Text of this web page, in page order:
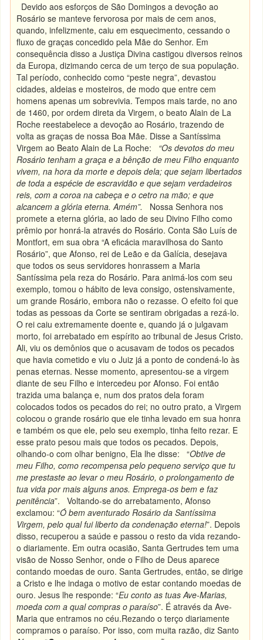
Devido aos esforços de São Domingos a devoção ao
Rosário se manteve fervorosa por mais de cem anos,
quando, infelizmente, caiu em esquecimento, cessando o
fluxo de graças concedido pela Mãe do Senhor. Em
consequência disso a Justiça Divina castigou diversos reinos
da Europa, dizimando cerca de um terço de sua população.
Tal período, conhecido como “peste negra”, devastou
cidades, aldeias e mosteiros, de modo que entre cem
homens apenas um sobrevivia. Tempos mais tarde, no ano
de 1460, por ordem direta da Virgem, o beato Alain de La
Roche reestabelece a devoção ao Rosário, trazendo de
volta as graças de nossa Boa Mãe. Disse a Santíssima
Virgem ao Beato Alain de La Roche: “Os devotos do meu
Rosário tenham a graça e a bênção de meu Filho enquanto
vivem, na hora da morte e depois dela; que sejam libertados
de toda a espécie de escravidão e que sejam verdadeiros
reis, com a coroa na cabeça e o cetro na mão; e que
alcancem a glória eterna. Amém”.
Nossa Senhora nos
promete a eterna glória, ao lado de seu Divino Filho como
prêmio por honrá-la através do Rosário. Conta São Luís de
Montfort, em sua obra “A eficácia maravilhosa do Santo
Rosário”, que Afonso, rei de Leão e da Galícia, desejava
que todos os seus servidores honrassem a Maria
Santíssima pela reza do Rosário. Para animá-los com seu
exemplo, tomou o hábito de leva consigo, ostensivamente,
um grande Rosário, embora não o rezasse. O efeito foi que
todas as pessoas da Corte se sentiram obrigadas a rezá-lo.
O rei caiu extremamente doente e, quando já o julgavam
morto, foi arrebatado em espírito ao tribunal de Jesus Cristo.
Ali, viu os demônios que o acusavam de todos os pecados
que havia cometido e viu o Juiz já a ponto de condená-lo às
penas eternas. Nesse momento, apresentou-se a virgem
diante de seu Filho e intercedeu por Afonso. Foi então
trazida uma balança e, num dos pratos dela foram
colocados todos os pecados do rei; no outro prato, a Virgem
colocou o grande rosário que ele tinha levado em sua honra
e também os que ele, pelo seu exemplo, tinha feito rezar. E
esse prato pesou mais que todos os pecados. Depois,
olhando-o com olhar benigno, Ela lhe disse: “Obtive de
meu Filho, como recompensa pelo pequeno serviço que tu
me prestaste ao levar o meu Rosário, o prolongamento de
tua vida por mais alguns anos. Emprega-os bem e faz
penitência”. Voltando-se do arrebatamento, Afonso
exclamou: “Ó bem aventurado Rosário da Santíssima
Virgem, pelo qual fui liberto da condenação eterna!”. Depois
disso, recuperou a saúde e passou o resto da vida rezando-
o diariamente. Em outra ocasião, Santa Gertrudes tem uma
visão de Nosso Senhor, onde o Filho de Deus aparece
contando moedas de ouro. Santa Gertrudes, então, se dirige
a Cristo e lhe indaga o motivo de estar contando moedas de
ouro. Jesus lhe responde: “Eu conto as tuas Ave-Marias,
moeda com a qual compras o paraíso”. É através da Ave-
Maria que entramos no céu.Rezando o terço diariamente
compramos o paraíso. Por isso, com muita razão, diz Santo